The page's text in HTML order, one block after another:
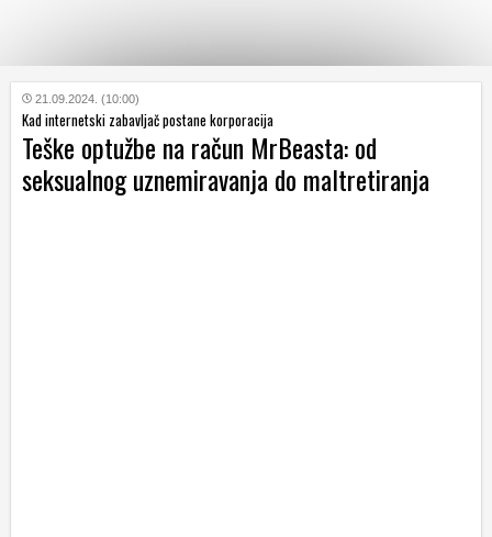
KATEGORIJE
HRVATSKI
WEB
21.09.2024. (10:00)
Kad internetski zabavljač postane korporacija
Teške optužbe na račun MrBeasta: od
seksualnog uznemiravanja do maltretiranja